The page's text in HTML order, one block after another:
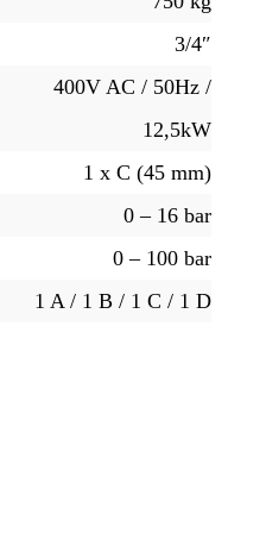
3/4″
400V AC / 50Hz /
12,5kW
1 x C (45 mm)
0 – 16 bar
0 – 100 bar
1 A / 1 B / 1 C / 1 D